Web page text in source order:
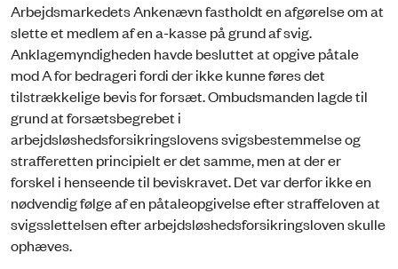
Arbejdsmarkedets Ankenævn fastholdt en afgørelse om at
slette et medlem af en a-kasse på grund af svig.
Anklagemyndigheden havde besluttet at opgive påtale
mod A for bedrageri fordi der ikke kunne føres det
tilstrækkelige bevis for forsæt. Ombudsmanden lagde til
grund at forsætsbegrebet i
arbejdsløshedsforsikringslovens svigsbestemmelse og
strafferetten principielt er det samme, men at der er
forskel i henseende til beviskravet. Det var derfor ikke en
nødvendig følge af en påtaleopgivelse efter straffeloven at
svigsslettelsen efter arbejdsløshedsforsikringsloven skulle
ophæves.